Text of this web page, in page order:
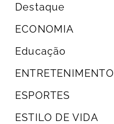
Destaque
ECONOMIA
Educação
ENTRETENIMENTO
ESPORTES
ESTILO DE VIDA